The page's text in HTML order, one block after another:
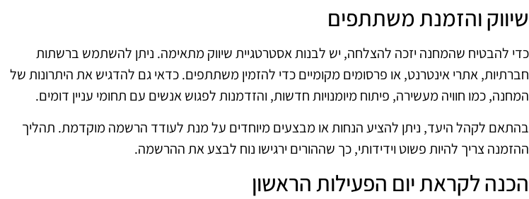
שיווק והזמנת משתתפים
כדי להבטיח שהמחנה יזכה להצלחה, יש לבנות אסטרטגיית שיווק מתאימה. ניתן להשתמש ברשתות
חברתיות, אתרי אינטרנט, או פרסומים מקומיים כדי להזמין משתתפים. כדאי גם להדגיש את היתרונות של
המחנה, כמו חוויה מעשירה, פיתוח מיומנויות חדשות, והזדמנות לפגוש אנשים עם תחומי עניין דומים.
בהתאם לקהל היעד, ניתן להציע הנחות או מבצעים מיוחדים על מנת לעודד הרשמה מוקדמת. תהליך
ההזמנה צריך להיות פשוט וידידותי, כך שההורים ירגישו נוח לבצע את ההרשמה.
הכנה לקראת יום הפעילות הראשון